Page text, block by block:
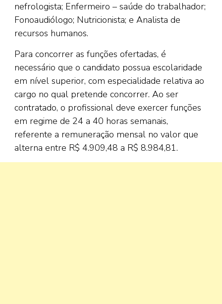
nefrologista; Enfermeiro – saúde do trabalhador;
Fonoaudiólogo; Nutricionista; e Analista de
recursos humanos.
Para concorrer as funções ofertadas, é
necessário que o candidato possua escolaridade
em nível superior, com especialidade relativa ao
cargo no qual pretende concorrer. Ao ser
contratado, o profissional deve exercer funções
em regime de 24 a 40 horas semanais,
referente a remuneração mensal no valor que
alterna entre R$ 4.909,48 a R$ 8.984,81.